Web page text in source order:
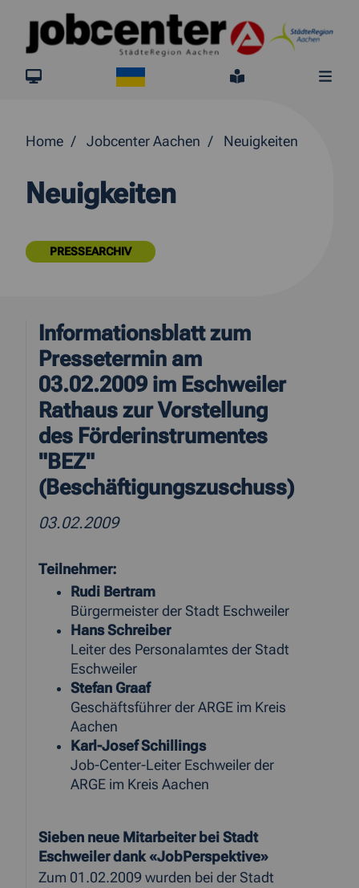
Springe direkt zum Inhalt
jobcenter.digital
Leichte
Home Jobcenter Aachen Neuigkeiten
Neuigkeiten
PRESSEARCHIV
Informationsblatt zum
Pressetermin am
03.02.2009 im Eschweiler
Rathaus zur Vorstellung
des Förderinstrumentes
"BEZ"
(Beschäftigungszuschuss)
03.02.2009
Teilnehmer:
Rudi Bertram
Bürgermeister der Stadt Eschweiler
Hans Schreiber
Leiter des Personalamtes der Stadt
Eschweiler
Stefan Graaf
Geschäftsführer der ARGE im Kreis
Aachen
Karl-Josef Schillings
Job-Center-Leiter Eschweiler der
ARGE im Kreis Aachen
Sieben neue Mitarbeiter bei Stadt
Eschweiler dank «JobPerspektive»
Zum 01.02.2009 wurden bei der Stadt